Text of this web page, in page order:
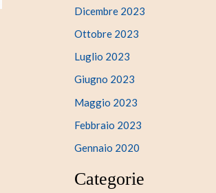
Dicembre 2023
Ottobre 2023
Luglio 2023
Giugno 2023
Maggio 2023
Febbraio 2023
Gennaio 2020
Categorie